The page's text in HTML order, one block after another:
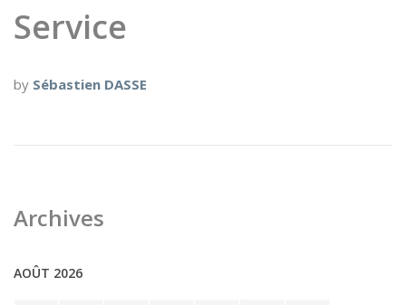
Service
by Sébastien DASSE
Archives
AOÛT 2026